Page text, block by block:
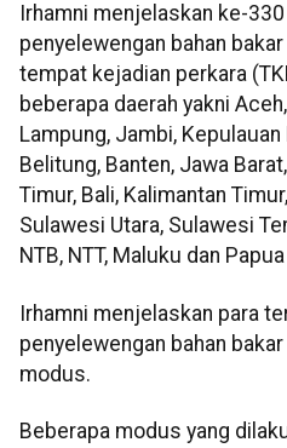
Irhamni menjelaskan ke-
penyelewengan bahan
tempat kejadian perkara
beberapa daerah yakni
Lampung, Jambi,
Belitung, Banten, Jawa
Timur, Bali, Kalimantan
Sulawesi Utara, Sulawesi
NTB, NTT, Maluku dan
Irhamni menjelaskan para
penyelewengan bahan
modus.
Beberapa modus yang